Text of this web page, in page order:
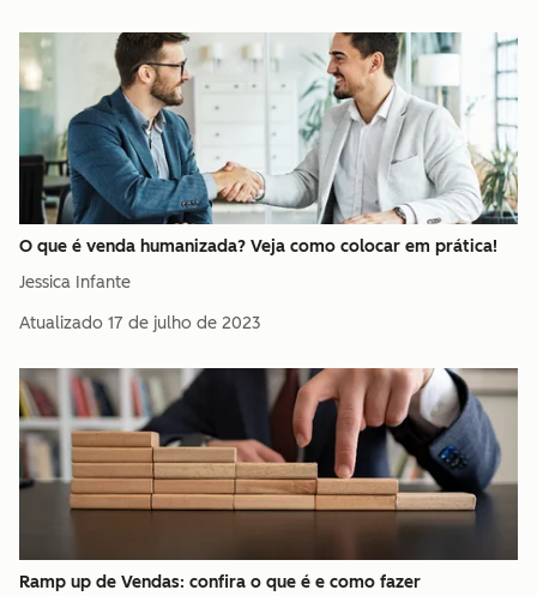
O que é venda humanizada? Veja como colocar em prática!
Jessica Infante
Atualizado 17 de julho de 2023
Ramp up de Vendas: confira o que é e como fazer